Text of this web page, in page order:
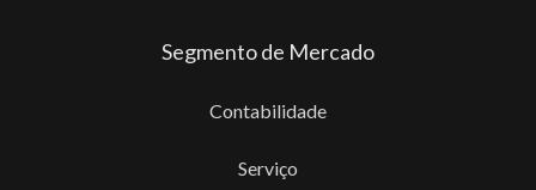
Segmento de Mercado
Contabilidade
Serviço